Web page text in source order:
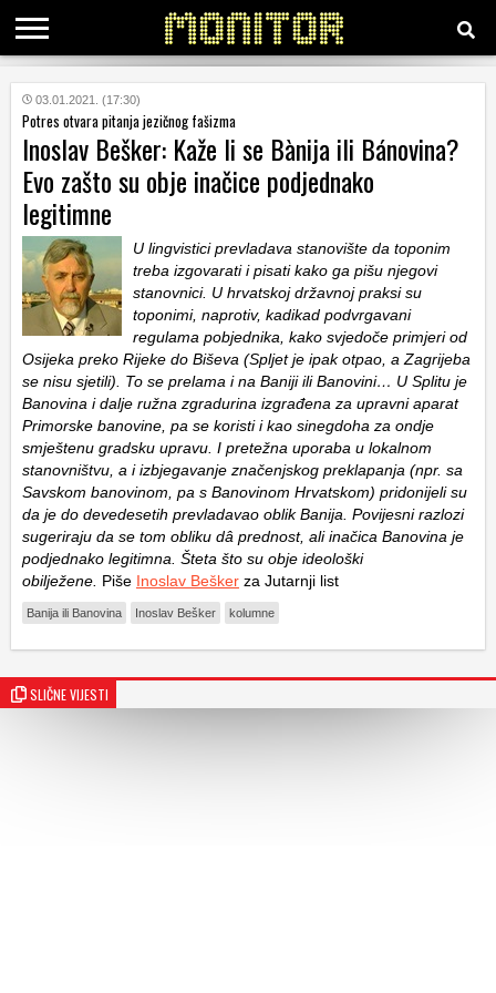
KATEGORIJE
HRVATSKI
WEB
03.01.2021. (17:30)
Potres otvara pitanja jezičnog fašizma
Inoslav Bešker: Kaže li se Bànija ili Bánovina?
Evo zašto su obje inačice podjednako
legitimne
U lingvistici prevladava stanovište da toponim
treba izgovarati i pisati kako ga pišu njegovi
stanovnici. U hrvatskoj državnoj praksi su
toponimi, naprotiv, kadikad podvrgavani
regulama pobjednika, kako svjedoče primjeri od
Osijeka preko Rijeke do Biševa (Spljet je ipak otpao, a Zagrijeba
se nisu sjetili). To se prelama i na Baniji ili Banovini… U Splitu je
Banovina i dalje ružna zgradurina izgrađena za upravni aparat
Primorske banovine, pa se koristi i kao sinegdoha za ondje
smještenu gradsku upravu. I pretežna uporaba u lokalnom
stanovništvu, a i izbjegavanje značenjskog preklapanja (npr. sa
Savskom banovinom, pa s Banovinom Hrvatskom) pridonijeli su
da je do devedesetih prevladavao oblik Banija. Povijesni razlozi
sugeriraju da se tom obliku dâ prednost, ali inačica Banovina je
podjednako legitimna. Šteta što su obje ideološki
obilježene. Piše Inoslav Bešker za Jutarnji list
Banija ili Banovina Inoslav Bešker kolumne
SLIČNE VIJESTI